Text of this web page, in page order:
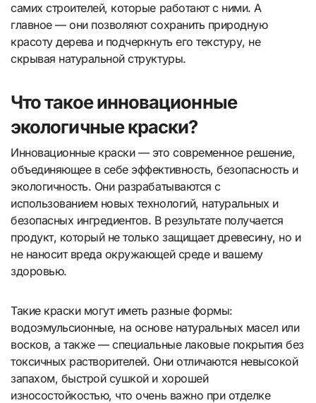
самих строителей, которые работают с ними. А
главное — они позволяют сохранить природную
красоту дерева и подчеркнуть его текстуру, не
скрывая натуральной структуры.
Что такое инновационные
экологичные краски?
Инновационные краски — это современное решение,
объединяющее в себе эффективность, безопасность и
экологичность. Они разрабатываются с
использованием новых технологий, натуральных и
безопасных ингредиентов. В результате получается
продукт, который не только защищает древесину, но и
не наносит вреда окружающей среде и вашему
здоровью.
Такие краски могут иметь разные формы:
водоэмульсионные, на основе натуральных масел или
восков, а также — специальные лаковые покрытия без
токсичных растворителей. Они отличаются невысокой
запахом, быстрой сушкой и хорошей
износостойкостью, что очень важно при отделке